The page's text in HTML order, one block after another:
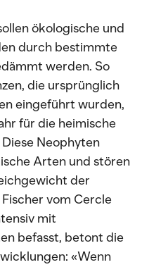
ökologische und
durch bestimmte
werden. So
die ursprünglich
eingeführt wurden,
für die heimische
Diese Neophyten
Arten und stören
der
vom Cercle
mit
befasst, betont die
«Wenn